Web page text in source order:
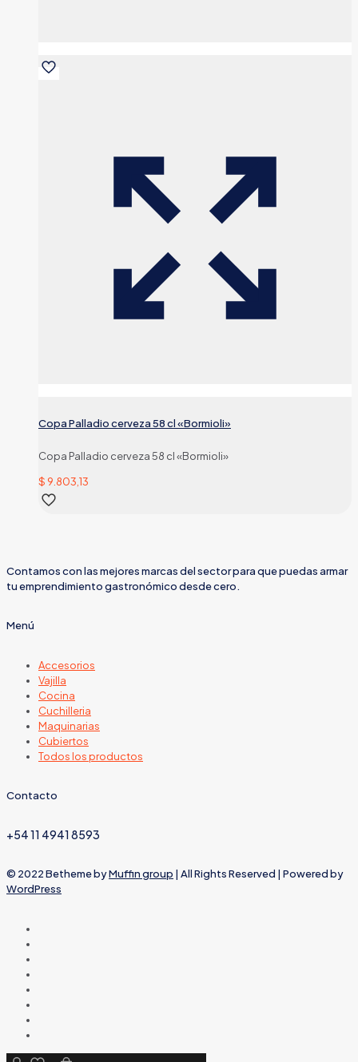
Copa Palladio cerveza 58 cl «Bormioli»
Copa Palladio cerveza 58 cl «Bormioli»
$ 9.803,13
Contamos con las mejores marcas del sector para que puedas armar
tu emprendimiento gastronómico desde cero.
Menú
Accesorios
Vajilla
Cocina
Cuchilleria
Maquinarias
Cubiertos
Todos los productos
Contacto
+54 11 4941 8593
© 2022 Betheme byMuffin group | All Rights Reserved | Powered by
WordPress